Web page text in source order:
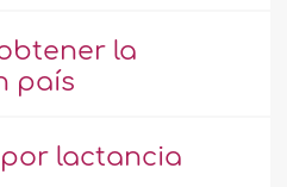
la
país
lactancia